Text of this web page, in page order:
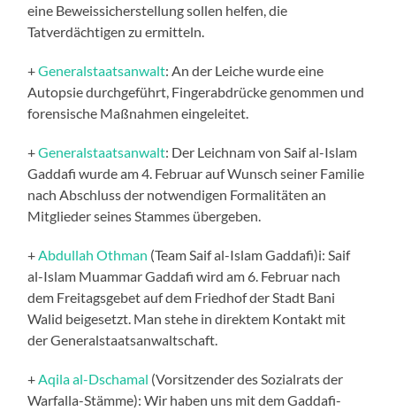
eine Beweissicherstellung sollen helfen, die
Tatverdächtigen zu ermitteln.
+Generalstaatsanwalt: An der Leiche wurde eine
Autopsie durchgeführt, Fingerabdrücke genommen und
forensische Maßnahmen eingeleitet.
+Generalstaatsanwalt: Der Leichnam von Saif al-Islam
Gaddafi wurde am 4. Februar auf Wunsch seiner Familie
nach Abschluss der notwendigen Formalitäten an
Mitglieder seines Stammes übergeben.
+ Abdullah Othman (Team Saif al-Islam Gaddafi)i: Saif
al-Islam Muammar Gaddafi wird am 6. Februar nach
dem Freitagsgebet auf dem Friedhof der Stadt Bani
Walid beigesetzt. Man stehe in direktem Kontakt mit
der Generalstaatsanwaltschaft.
+ Aqila al-Dschamal (Vorsitzender des Sozialrats der
Warfalla-Stämme): Wir haben uns mit dem Gaddafi-